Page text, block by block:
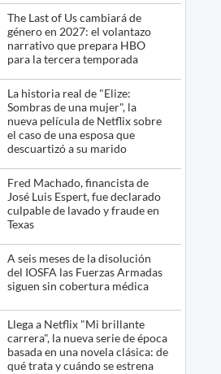
The Last of Us cambiará de
género en 2027: el volantazo
narrativo que prepara HBO
para la tercera temporada
La historia real de "Elize:
Sombras de una mujer", la
nueva película de Netflix sobre
el caso de una esposa que
descuartizó a su marido
Fred Machado, financista de
José Luis Espert, fue declarado
culpable de lavado y fraude en
Texas
A seis meses de la disolución
del IOSFA las Fuerzas Armadas
siguen sin cobertura médica
Llega a Netflix "Mi brillante
carrera", la nueva serie de época
basada en una novela clásica: de
qué trata y cuándo se estrena